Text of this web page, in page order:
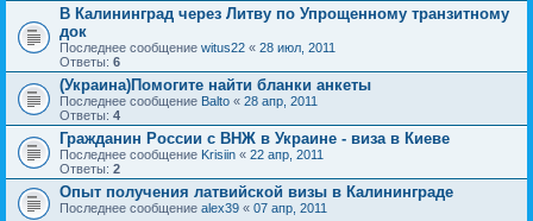
В Калининград через Литву по Упрощенному транзитному
док
Последнее сообщение witus22 « 28 июл, 2011
Ответы: 6
(Украина)Помогите найти бланки анкеты
Последнее сообщение Balto « 28 апр, 2011
Ответы: 4
Гражданин России с ВНЖ в Украине - виза в Киеве
Последнее сообщение Krisiin « 22 апр, 2011
Ответы: 2
Опыт получения латвийской визы в Калининграде
Последнее сообщение alex39 « 07 апр, 2011